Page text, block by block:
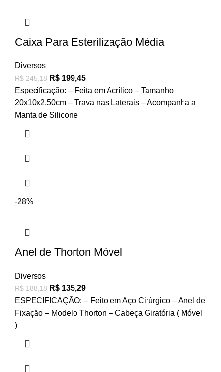
Caixa Para Esterilização Média
Diversos
R$245,18 R$ 199,45
Especificação: – Feita em Acrílico – Tamanho
20x10x2,50cm – Trava nas Laterais – Acompanha a
Manta de Silicone
-28%
Anel de Thorton Móvel
Diversos
R$188,18 R$ 135,29
ESPECIFICAÇÃO: – Feito em Aço Cirúrgico – Anel de
Fixação – Modelo Thorton – Cabeça Giratória ( Móvel
) –